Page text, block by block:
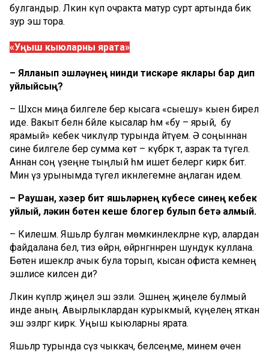
булгандыр. Ләкин күп очракта матур сурәт артында бик
зур эш тора.
«Уңыш кыюларны ярата»
– Ялланып эшләүнең нинди тискәре яклары бар дип
уйлыйсың?
– Шәхсән миңа билгеле бер кысага «сыешу» кыен бирелә
иде. Вакыт белән бәйле кысалар һәм «бу – ярый, ә бу
ярамый» кебек чикләүләр турында әйтүем. Ә соңыннан
сине билгеле бер сумма көтә – күбрәк тә, азрак та түгел.
Аннан соң үзеңне тыңлый һәм ишетә белергә кирәк бит.
Мин үз урынымда түгел икәнлегемне аңлаган идем.
– Раушан, хәзер бит яшьләрнең күбесе синең кебек
уйлый, ләкин бөтен кеше блогер булып бетә алмый.
– Килешәм. Яшьләр булган мөмкинлекләрне күрә, алардан
файдалана белә, тиз өйрәнә, өйрәнгәннәрен шундук куллана.
Бөтен ишекләр ачык була торып, кысан офиста кемнең
эшлисе килсен ди?
Ләкин күпләр җиңел эш эзли. Эшнең җиңеле булмый
инде аның. Авырлыклардан курыкмый, күңелеңә яткан
эш эзләргә кирәк. Уңыш кыюларны ярата.
Яшьләр турында сүз чыккач, беләсеңме, минем өчен